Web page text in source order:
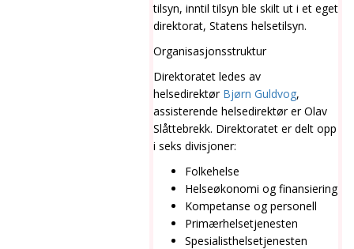
tilsyn, inntil tilsyn ble skilt ut i et eget
direktorat, Statens helsetilsyn.
Organisasjonsstruktur
Direktoratet ledes av
helsedirektør Bjørn Guldvog,
assisterende helsedirektør er Olav
Slåttebrekk. Direktoratet er delt opp
i seks divisjoner:
Folkehelse
Helseøkonomi og finansiering
Kompetanse og personell
Primærhelsetjenesten
Spesialisthelsetjenesten